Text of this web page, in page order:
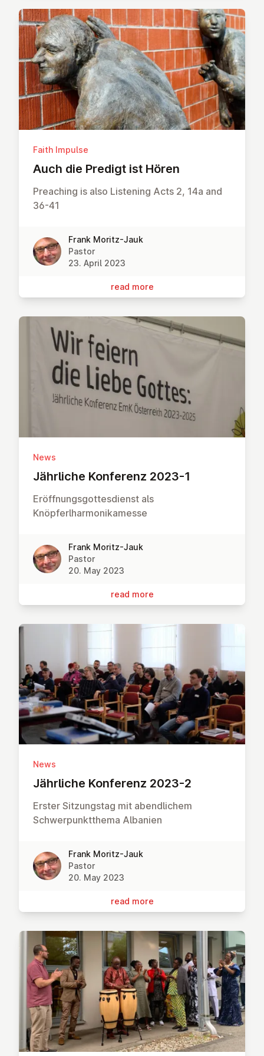
Faith Impulse
Auch die Predigt ist Hören
Preaching is also Listening Acts 2, 14a and
36-41
Frank Moritz-Jauk
Pastor
23. April 2023
read more
News
Jährliche Konferenz 2023-1
Eröffnungsgottesdienst als
Knöpferlharmonikamesse
Frank Moritz-Jauk
Pastor
20. May 2023
read more
News
Jährliche Konferenz 2023-2
Erster Sitzungstag mit abendlichem
Schwerpunktthema Albanien
Frank Moritz-Jauk
Pastor
20. May 2023
read more